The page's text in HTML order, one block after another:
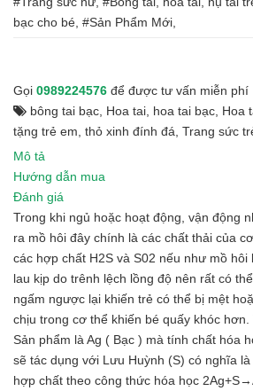
bạc cho bé, #Sản Phẩm Mới,
Gọi 0989224576 để được tư vấn miễn phí
bông tai bạc Hoa tai hoa tai bạc Hoa
tặng trẻ em thỏ xinh đính đá Trang sức
Mô tả
Hướng dẫn mua
Đánh giá
Trong khi ngủ hoặc hoạt động, vận động
ra mồ hôi đây chính là các chất thải của
các hợp chất H2S và S02 nếu như mồ
lau kịp do trênh lệch lồng độ nên rất có
ngấm ngược lại khiến trẻ có thể bị mệt
chịu trong cơ thể khiến bé quấy khóc
Sản phẩm là Ag ( Bạc ) mà tính chất hóa
sẽ tác dụng với Lưu Huỳnh (S) có nghĩa
hợp chất theo công thức hóa học